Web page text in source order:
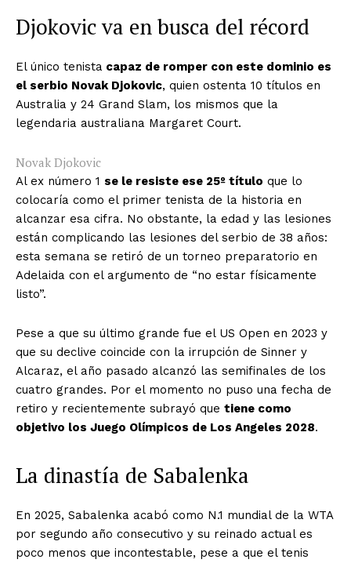
Djokovic va en busca del récord
El único tenista capaz de romper con este dominio es
el serbio Novak Djokovic, quien ostenta 10 títulos en
Australia y 24 Grand Slam, los mismos que la
legendaria australiana Margaret Court.
Novak Djokovic
Al ex número 1 se le resiste ese 25º título que lo
colocaría como el primer tenista de la historia en
alcanzar esa cifra. No obstante, la edad y las lesiones
están complicando las lesiones del serbio de 38 años:
esta semana se retiró de un torneo preparatorio en
Adelaida con el argumento de “no estar físicamente
listo”.
Pese a que su último grande fue el US Open en 2023 y
que su declive coincide con la irrupción de Sinner y
Alcaraz, el año pasado alcanzó las semifinales de los
cuatro grandes. Por el momento no puso una fecha de
retiro y recientemente subrayó que tiene como
objetivo los Juego Olímpicos de Los Angeles 2028.
La dinastía de Sabalenka
En 2025, Sabalenka acabó como N.1 mundial de la WTA
por segundo año consecutivo y su reinado actual es
poco menos que incontestable, pese a que el tenis